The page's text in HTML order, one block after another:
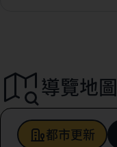
導覽地圖
都市更新